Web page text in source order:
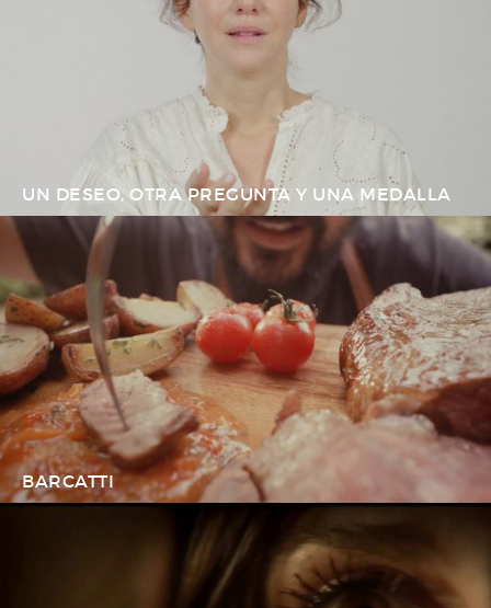
UN DESEO, OTRA PREGUNTA Y UNA MEDALLA
BARCATTI